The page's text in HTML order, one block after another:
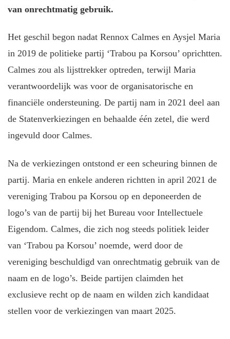
van onrechtmatig gebruik.
Het geschil begon nadat Rennox Calmes en Aysjel Maria
in 2019 de politieke partij ‘Trabou pa Korsou’ oprichtten.
Calmes zou als lijsttrekker optreden, terwijl Maria
verantwoordelijk was voor de organisatorische en
financiële ondersteuning. De partij nam in 2021 deel aan
de Statenverkiezingen en behaalde één zetel, die werd
ingevuld door Calmes.
Na de verkiezingen ontstond er een scheuring binnen de
partij. Maria en enkele anderen richtten in april 2021 de
vereniging Trabou pa Korsou op en deponeerden de
logo’s van de partij bij het Bureau voor Intellectuele
Eigendom. Calmes, die zich nog steeds politiek leider
van ‘Trabou pa Korsou’ noemde, werd door de
vereniging beschuldigd van onrechtmatig gebruik van de
naam en de logo’s. Beide partijen claimden het
exclusieve recht op de naam en wilden zich kandidaat
stellen voor de verkiezingen van maart 2025.